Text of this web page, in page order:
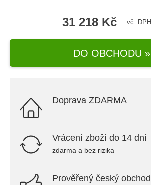
31 218 Kč vč. DPH
DO OBCHODU »
Doprava ZDARMA
Vrácení zboží do 14 dní
zdarma a bez rizika
Prověřený český obchod